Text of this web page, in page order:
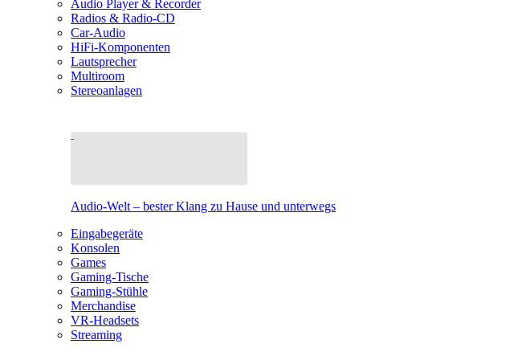
Audio Player & Recorder
Radios & Radio-CD
Car-Audio
HiFi-Komponenten
Lautsprecher
Multiroom
Stereoanlagen
Audio-Welt – bester Klang zu Hause und unterwegs
Eingabegeräte
Konsolen
Games
Gaming-Tische
Gaming-Stühle
Merchandise
VR-Headsets
Streaming